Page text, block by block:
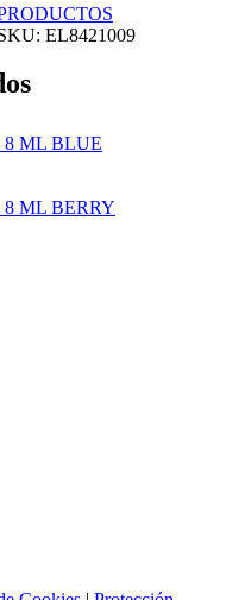
EL8421009
ML BLUE
ML BERRY